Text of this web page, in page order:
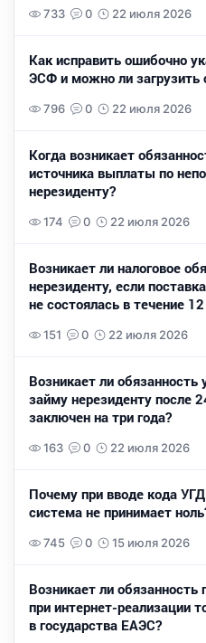
733 0 22 июля 2026
Как исправить ошибочно
ЭСФ и можно ли загрузить
796 0 22 июля 2026
Когда возникает
источника выплаты по
нерезиденту?
174 0 22 июля 2026
Возникает ли налоговое
нерезиденту, если
не состоялась в течение
151 0 22 июля 2026
Возникает ли обязанность
займу нерезиденту после
заключен на три года?
163 0 22 июля 2026
Почему при вводе кода
система не принимает
745 0 15 июля 2026
Возникает ли
при интернет-реализации
в государства ЕАЭС?